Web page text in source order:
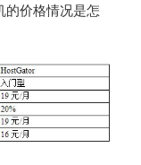
的价格情况是怎